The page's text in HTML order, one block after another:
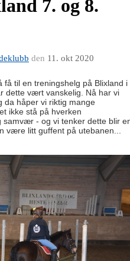
7. og 8.
den 11. okt 2020
få til en treningshelg på Blixland i
dette vært vanskelig. Nå har vi
da håper vi riktig mange
ikke stå på hverken
samvær - og vi tenker dette blir
være litt guffent på utebanen...